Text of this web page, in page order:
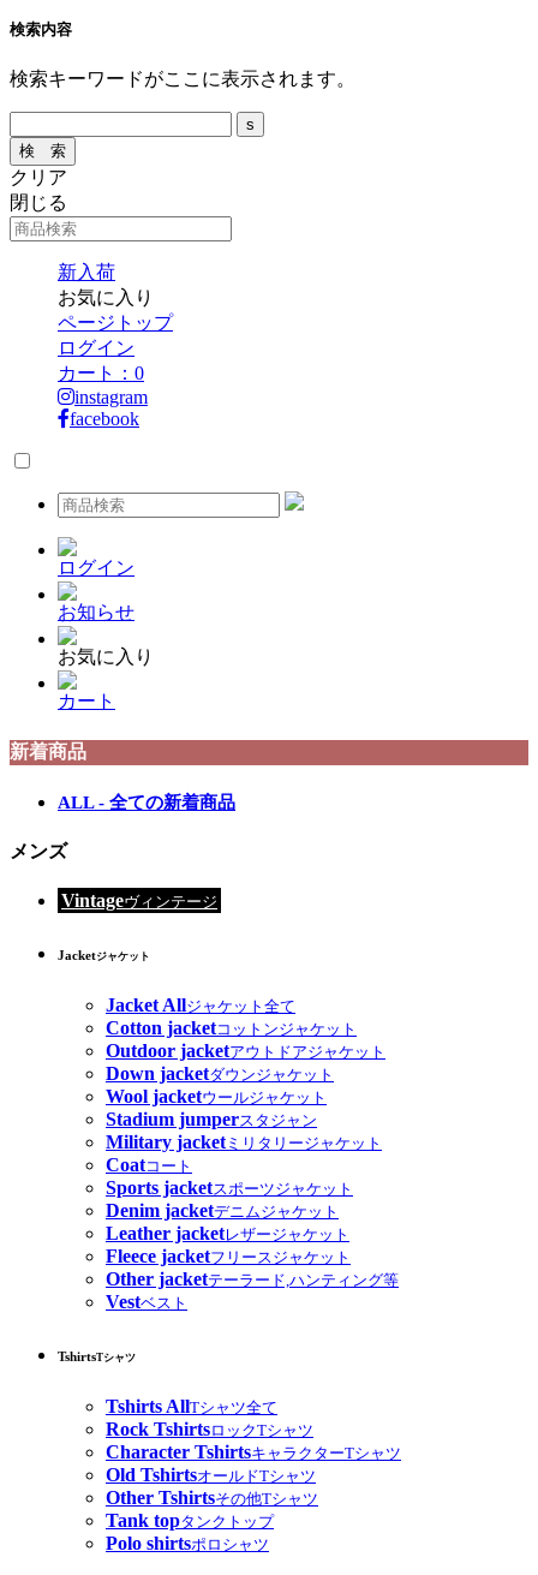
検索内容
検索キーワードがここに表示されます。
クリア
閉じる
新入荷
お気に入り
ページトップ
ログイン
カート： 0
instagram
facebook
ログイン
お知らせ
お気に入り
カート
新着商品
ALL - 全ての新着商品
メンズ
Vintageヴィンテージ
Jacketジャケット
Jacket Allジャケット全て
Cotton jacketコットンジャケット
Outdoor jacketアウトドアジャケット
Down jacketダウンジャケット
Wool jacketウールジャケット
Stadium jumperスタジャン
Military jacketミリタリージャケット
Coatコート
Sports jacketスポーツジャケット
Denim jacketデニムジャケット
Leather jacketレザージャケット
Fleece jacketフリースジャケット
Other jacketテーラード,ハンティング等
Vestベスト
TshirtsTシャツ
Tshirts AllTシャツ全て
Rock TshirtsロックTシャツ
Character TshirtsキャラクターTシャツ
Old TshirtsオールドTシャツ
Other Tshirtsその他Tシャツ
Tank topタンクトップ
Polo shirtsポロシャツ